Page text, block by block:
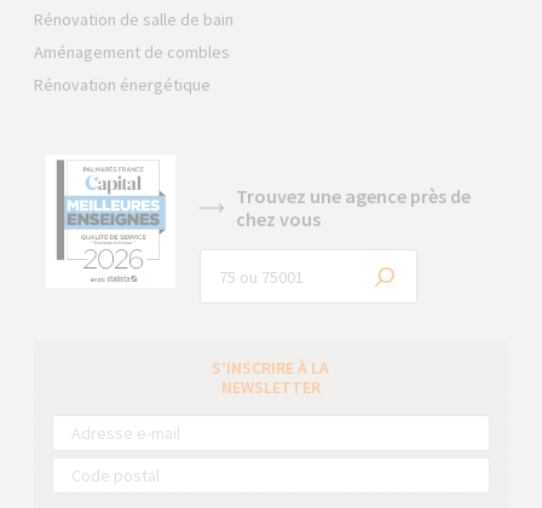
Rénovation de salle de bain
Aménagement de combles
Rénovation énergétique
Trouvez une agence près de
chez vous
S’INSCRIRE À LA
NEWSLETTER